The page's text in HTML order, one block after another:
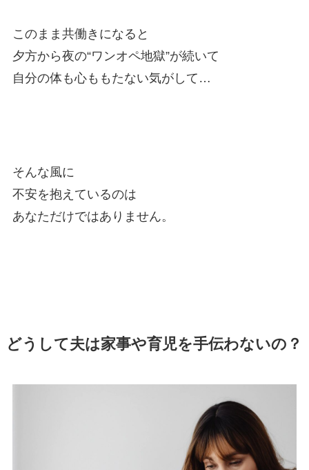
このまま共働きになると
夕方から夜の“ワンオペ地獄”が続いて
自分の体も心ももたない気がして…
そんな風に
不安を抱えているのは
あなただけではありません。
どうして夫は家事や育児を手伝わないの？